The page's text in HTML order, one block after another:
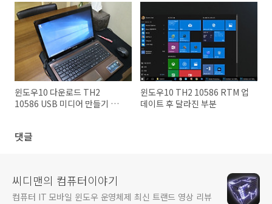
윈도우10 다운로드 TH2
10586 USB 미디어 만들기 및
윈도우10 TH2 10586 RTM 업
데이트 후 달라진 부분
댓글
씨디맨의 컴퓨터이야기
컴퓨터 IT 모바일 윈도우 운영체제 최신 트랜드 영상 리뷰